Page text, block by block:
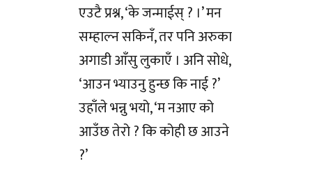
एउटै प्रश्न, ‘के जन्माईस् ? ।’ मन
सम्हाल्न सकिनँ, तर पनि अरुका
अगाडी आँसु लुकाएँ । अनि सोधे,
‘आउन भ्याउनु हुन्छ कि नाई ?’
उहाँले भन्नु भयो, ‘म नआए को
आउँछ तेरो ? कि कोही छ आउने
?’